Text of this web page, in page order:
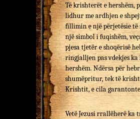
Të krishterët e hershëm,
lidhur me ardhjen e
fillimin e një përjetësie
një simbol i fuqishëm,
pjesa tjetër e shoqërisë
ringjalljen pas vdekjes
hershëm. Ndërsa për
shumëpritur, tek të
Krishtit, e cila
Vetë Jezusi rrallëherë ka